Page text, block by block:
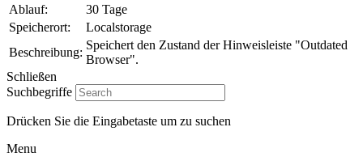
Ablauf:
30 Tage
Speicherort:
Localstorage
Beschreibung:
Speichert den Zustand der Hinweisleiste "Outdated
Browser".
Schließen
Suchbegriffe
Drücken Sie die Eingabetaste um zu suchen
Menu